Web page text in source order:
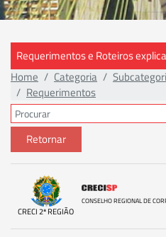
Requerimentos e Roteiros
Home
Categoria
Requerimentos
Retornar
CRECI 2ª REGIÃO
CONSELHO REGIONAL DE